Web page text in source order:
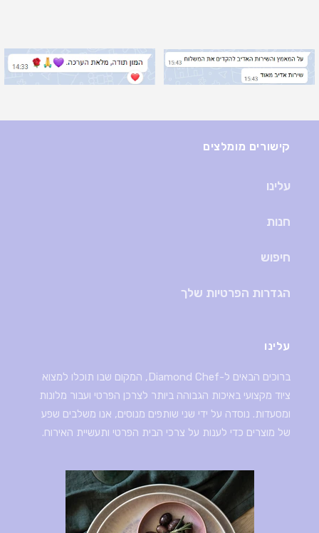
קישורים מומלצים
עלינו
חנות
חיפוש
הגדרות הפרטיות שלך
עלינו
ברוכים הבאים ל-Diamond Chef, המקום שבו תוכלו למצוא
ציוד מקצועי באיכות הגבוהה ביותר לצרכן הפרטי ועבור מלונות
ומסעדות. נוסדה על ידי שני שותפים מנוסים, אנו משלבים שפע
של מוצרים כדי לענות על צרכי הבית הפרטי ותעשיית האירוח.